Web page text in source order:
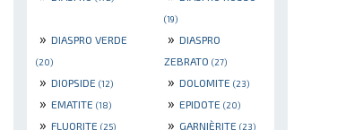
(19)
» DIASPRO VERDE
(20)
» DIASPRO
ZEBRATO (27)
» DIOPSIDE (12) » DOLOMITE (23)
» EMATITE (18) » EPIDOTE (20)
» FLUORITE (25) » GARNIÈRITE (23)